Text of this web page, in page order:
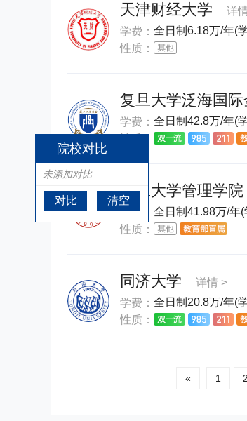
天津财经大学
详
学费： 全日制6.18万/年(
性质：
复旦大学泛海国
学费： 全日制42.8万/年(
复旦大学管理学院
学费： 全日制41.98万/年
性质：
同济大学
详情 >
学费： 全日制20.8万/年(
性质：
« 1 2
院校对比
未添加对比
对比 清空